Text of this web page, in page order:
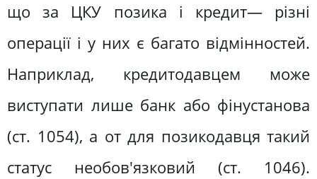
що за ЦКУ позика і кредит— різні
операції і у них є багато відмінностей.
Наприклад, кредитодавцем може
виступати лише банк або фінустанова
(ст. 1054), а от для позикодавця такий
статус необов'язковий (ст. 1046).